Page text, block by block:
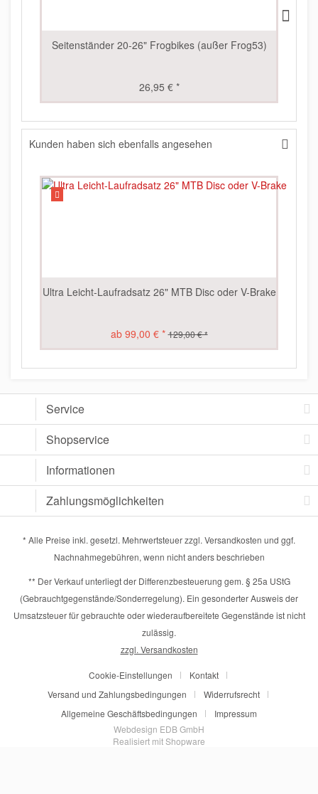
Seitenständer 20-26" Frogbikes (außer Frog53)
26,95 € *
Kunden haben sich ebenfalls angesehen
Ultra Leicht-Laufradsatz 26" MTB Disc oder V-Brake
ab 99,00 € * 129,00 € *
Service
Shopservice
Informationen
Zahlungsmöglichkeiten
* Alle Preise inkl. gesetzl. Mehrwertsteuer zzgl. Versandkosten und ggf.
Nachnahmegebühren, wenn nicht anders beschrieben
** Der Verkauf unterliegt der Differenzbesteuerung gem. § 25a UStG
(Gebrauchtgegenstände/Sonderregelung). Ein gesonderter Ausweis der
Umsatzsteuer für gebrauchte oder wiederaufbereitete Gegenstände ist nicht
zulässig.
zzgl. Versandkosten
Cookie-Einstellungen
Kontakt
Versand und Zahlungsbedingungen
Widerrufsrecht
Allgemeine Geschäftsbedingungen
Impressum
Webdesign EDB GmbH
Realisiert mit Shopware